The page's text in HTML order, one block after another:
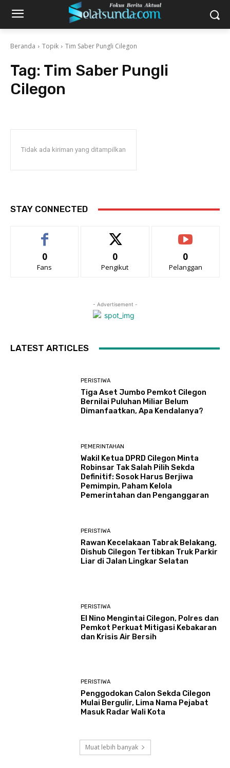
Beranda Topik Tim Saber Pungli Cilegon
Tag: Tim Saber Pungli
Cilegon
Tidak ada kiriman yang ditampilkan
STAY CONNECTED
0
Fans
0
Pengikut
0
Pelanggan
- Advertisement -
LATEST ARTICLES
PERISTIWA
Tiga Aset Jumbo Pemkot Cilegon
Bernilai Puluhan Miliar Belum
Dimanfaatkan, Apa Kendalanya?
PEMERINTAHAN
Wakil Ketua DPRD Cilegon Minta
Robinsar Tak Salah Pilih Sekda
Definitif: Sosok Harus Berjiwa
Pemimpin, Paham Kelola
Pemerintahan dan Penganggaran
PERISTIWA
Rawan Kecelakaan Tabrak Belakang,
Dishub Cilegon Tertibkan Truk Parkir
Liar di Jalan Lingkar Selatan
PERISTIWA
El Nino Mengintai Cilegon, Polres dan
Pemkot Perkuat Mitigasi Kebakaran
dan Krisis Air Bersih
PERISTIWA
Penggodokan Calon Sekda Cilegon
Mulai Bergulir, Lima Nama Pejabat
Masuk Radar Wali Kota
Muat lebih banyak